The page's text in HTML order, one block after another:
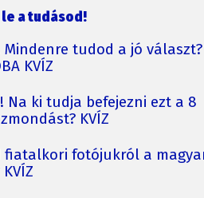
a tudásod!
Mindenre tudod a jó választ?
KVÍZ
Na ki tudja befejezni ezt a 8
KVÍZ
fiatalkori fotójukról a